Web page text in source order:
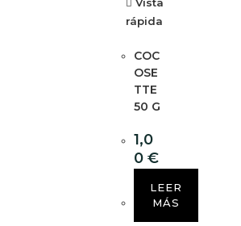
rápida
COC
OSE
TTE
50 G
1,0
0€
LEER
MÁS